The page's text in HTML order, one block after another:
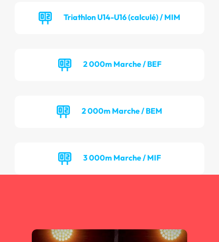
Triathlon U14-U16 (calculé) / MIM
2 000m Marche / BEF
2 000m Marche / BEM
3 000m Marche / MIF